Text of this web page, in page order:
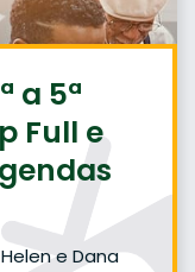
a 5ª
Full e
e Dana